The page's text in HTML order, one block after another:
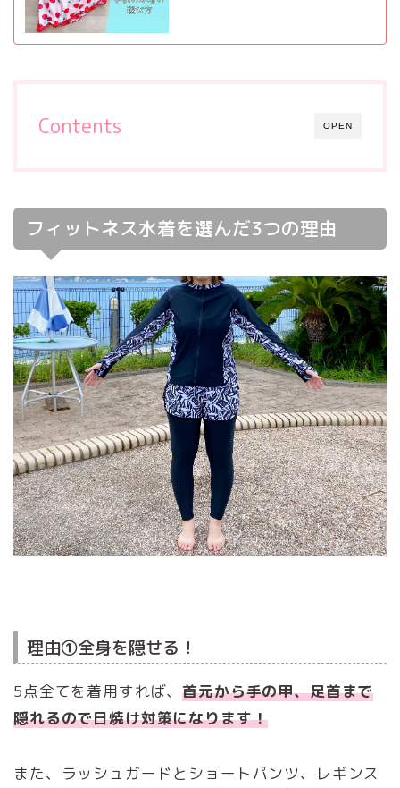
OPEN
Contents
フィットネス水着を選んだ3つの理由
理由①全身を隠せる！
5点全てを着用すれば、首元から手の甲、足首まで
隠れるので日焼け対策になります！
また、ラッシュガードとショートパンツ、レギンス